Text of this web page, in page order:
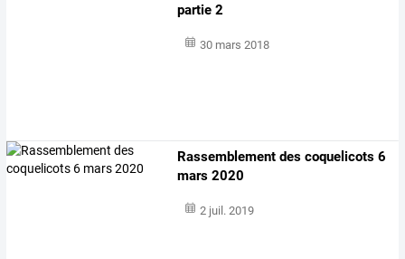
partie 2
30 mars 2018
Rassemblement des coquelicots 6
mars 2020
2 juil. 2019